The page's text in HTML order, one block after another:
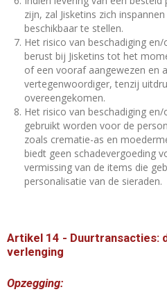
zijn, zal Jisketins zich
beschikbaar te stellen.
Het risico van beschadiging
berust bij Jisketins tot het
of een vooraf aangewezen en
vertegenwoordiger, tenzij
overeengekomen.
Het risico van beschadiging
gebruikt worden voor de
zoals crematie-as en
biedt geen schadevergoeding
vermissing van de items die
personalisatie van de sieraden.
Artikel 14 - Duurtransacties:
verlenging
Opzegging: